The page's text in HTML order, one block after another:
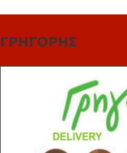
ΓΡΗΓΟΡΗΣ